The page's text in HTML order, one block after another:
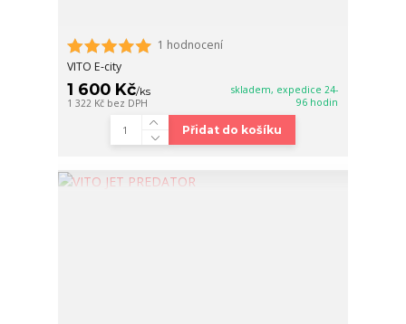
1 hodnocení
VITO E-city
1 600 Kč/ks
1 322 Kč bez DPH
skladem, expedice 24-
96 hodin
Přidat do košíku